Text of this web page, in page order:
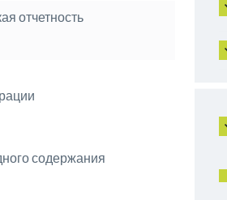
отчетность
содержания